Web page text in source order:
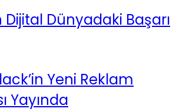
Dijital Dünyadaki Başarı
Yeni Reklam
Yayında